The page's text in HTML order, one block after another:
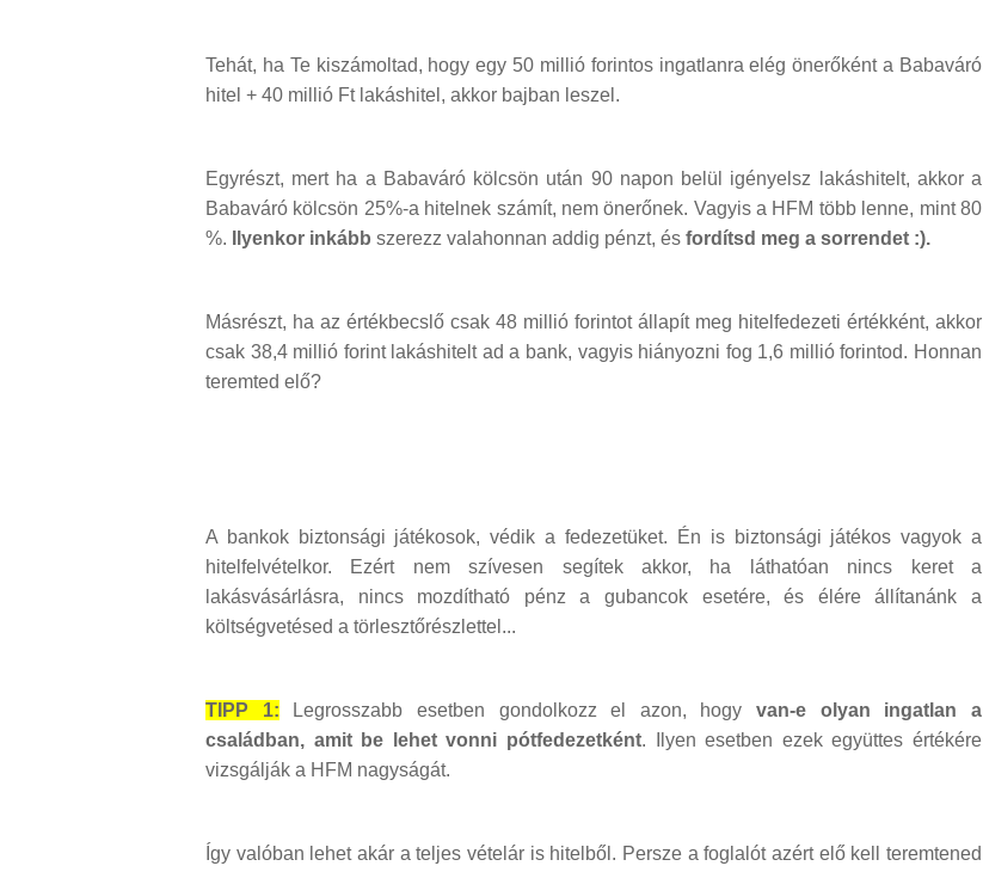
Tehát, ha Te kiszámoltad, hogy egy 50 millió forintos ingatlanra elég önerőként a Babaváró
hitel + 40 millió Ft lakáshitel, akkor bajban leszel.
Egyrészt, mert ha a Babaváró kölcsön után 90 napon belül igényelsz lakáshitelt, akkor a
Babaváró kölcsön 25%-a hitelnek számít, nem önerőnek. Vagyis a HFM több lenne, mint 80
%.
Ilyenkor inkább szerezz valahonnan addig pénzt, és fordítsd meg a sorrendet :).
Másrészt, ha az értékbecslő csak 48 millió forintot állapít meg hitelfedezeti értékként, akkor
csak 38,4 millió forint lakáshitelt ad a bank, vagyis hiányozni fog 1,6 millió forintod. Honnan
teremted elő?
A bankok biztonsági játékosok, védik a fedezetüket. Én is biztonsági játékos vagyok a
hitelfelvételkor. Ezért nem szívesen segítek akkor, ha láthatóan nincs keret a
lakásvásárlásra, nincs mozdítható pénz a gubancok esetére, és élére állítanánk a
költségvetésed a törlesztőrészlettel...
TIPP 1: Legrosszabb esetben gondolkozz el azon, hogyvan-e olyan ingatlan a
családban, amit be lehet vonni pótfedezetként. Ilyen esetben ezek együttes értékére
vizsgálják a HFM nagyságát.
Így valóban lehet akár a teljes vételár is hitelből. Persze a foglalót azért elő kell teremtened